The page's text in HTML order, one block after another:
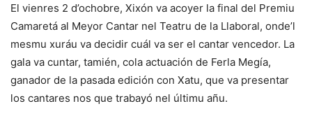
El vienres 2 d’ochobre, Xixón va acoyer la final del Premiu
Camaretá al Meyor Cantar nel Teatru de la Llaboral, onde’l
mesmu xuráu va decidir cuál va ser el cantar vencedor. La
gala va cuntar, tamién, cola actuación de Ferla Megía,
ganador de la pasada edición con Xatu, que va presentar
los cantares nos que trabayó nel últimu añu.